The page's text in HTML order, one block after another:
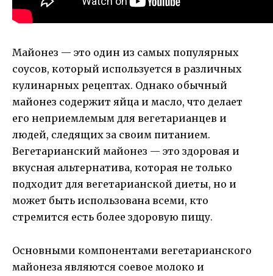
Майонез — это один из самых популярных
соусов, который используется в различных
кулинарных рецептах. Однако обычный
майонез содержит яйца и масло, что делает
его неприемлемым для вегетарианцев и
людей, следящих за своим питанием.
Вегетарианский майонез — это здоровая и
вкусная альтернатива, которая не только
подходит для вегетарианской диеты, но и
может быть использована всеми, кто
стремится есть более здоровую пищу.
Основными компонентами вегетарианского
майонеза являются соевое молоко и